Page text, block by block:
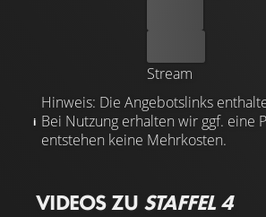
Stream
Hinweis: Die Angebotslinks
Bei Nutzung erhalten wir ggf. eine
entstehen keine Mehrkosten.
VIDEOS ZU STAFFEL 4